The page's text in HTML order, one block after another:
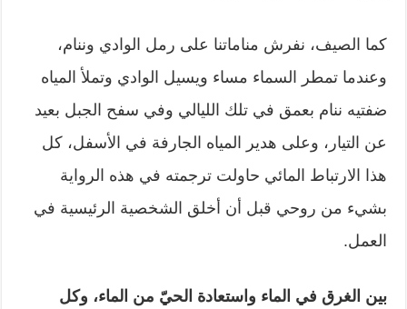
كما الصيف، نفرش مناماتنا على رمل الوادي وننام،
وعندما تمطر السماء مساء ويسيل الوادي وتملأ المياه
ضفتيه ننام بعمق في تلك الليالي وفي سفح الجبل بعيد
عن التيار، وعلى هدير المياه الجارفة في الأسفل، كل
هذا الارتباط المائي حاولت ترجمته في هذه الرواية
بشيء من روحي قبل أن أخلق الشخصية الرئيسية في
العمل.
بين الغرق في الماء واستعادة الحيّ من الماء، وكل